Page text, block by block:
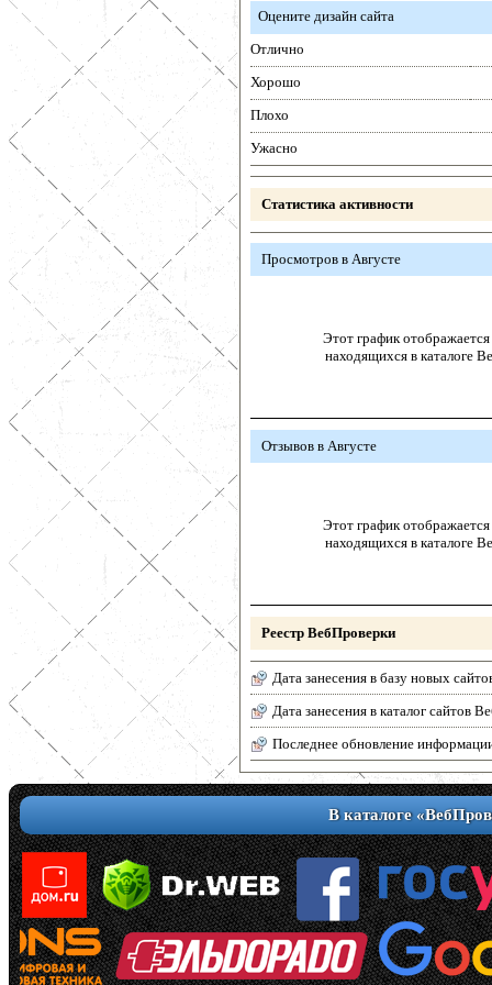
Оцените дизайн сайта
Отлично
Хорошо
Плохо
Ужасно
Статистика активности
Просмотров в Августе
Этот график отображается
находящихся в каталоге
Отзывов в Августе
Этот график отображается
находящихся в каталоге
Реестр ВебПроверки
Дата занесения в базу новых
Дата занесения в каталог сайтов
Последнее обновление
В каталоге